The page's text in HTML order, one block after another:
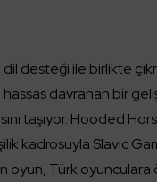
desteği ile birlikte
davranan bir
taşıyor. Hooded
kadrosuyla Slavic
oyun, Türk oyunculara